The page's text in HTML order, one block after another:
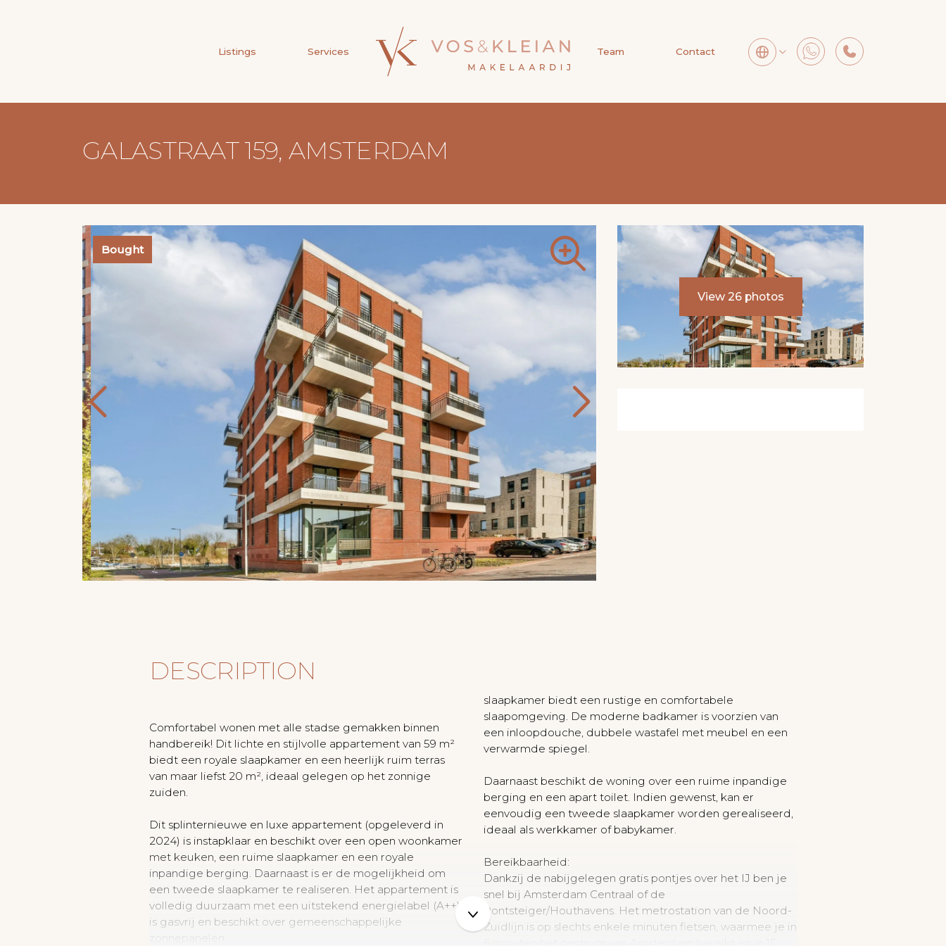
Listings Services Team Contact
GALASTRAAT 159, AMSTERDAM
Bought
View 26 photos
DESCRIPTION
Comfortabel wonen met alle stadse gemakken binnen
handbereik! Dit lichte en stijlvolle appartement van 59 m²
biedt een royale slaapkamer en een heerlijk ruim terras
van maar liefst 20 m², ideaal gelegen op het zonnige
zuiden.
Dit splinternieuwe en luxe appartement (opgeleverd in
2024) is instapklaar en beschikt over een open woonkamer
met keuken, een ruime slaapkamer en een royale
inpandige berging. Daarnaast is er de mogelijkheid om
een tweede slaapkamer te realiseren. Het appartement is
volledig duurzaam met een uitstekend energielabel (A++),
is gasvrij en beschikt over gemeenschappelijke
slaapkamer biedt een rustige en comfortabele
slaapomgeving. De moderne badkamer is voorzien van
een inloopdouche, dubbele wastafel met meubel en een
verwarmde spiegel.
Daarnaast beschikt de woning over een ruime inpandige
berging en een apart toilet. Indien gewenst, kan er
eenvoudig een tweede slaapkamer worden gerealiseerd,
ideaal als werkkamer of babykamer.
Bereikbaarheid:
Dankzij de nabijgelegen gratis pontjes over het IJ ben je
snel bij Amsterdam Centraal of de
Pontsteiger/Houthavens. Het metrostation van de Noord-
Zuidlijn is op slechts enkele minuten fietsen, waarmee je in